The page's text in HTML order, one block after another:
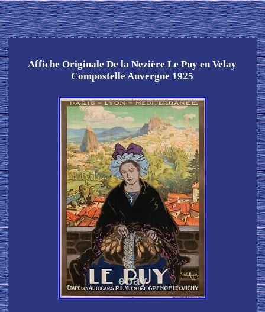
Affiche Originale De la Nezière Le Puy en Velay
Compostelle Auvergne 1925